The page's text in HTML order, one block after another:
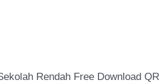
Rendah Free Download QR